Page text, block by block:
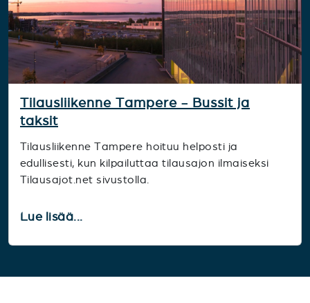
Tilausliikenne Tampere - Bussit ja
taksit
Tilausliikenne Tampere hoituu helposti ja
edullisesti, kun kilpailuttaa tilausajon ilmaiseksi
Tilausajot.net sivustolla.
Lue lisää...